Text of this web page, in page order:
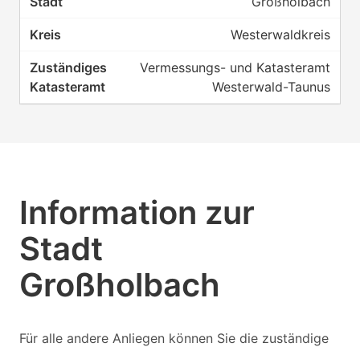
Westerwaldkreis
Vermessungs- und Katasteramt
Westerwald-Taunus
Information zur
Stadt
Großholbach
Für alle andere Anliegen können Sie die zuständige